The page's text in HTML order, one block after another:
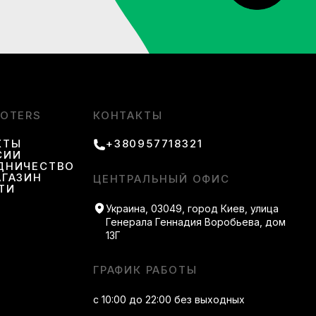
о каждом клиенте. Мы поддерживаем текущий
точке страны. Наши менеджеры помогут с
оплаты, примерка до покупки и легкий возврат,
КОНТАКТЫ
+380957718321
ЦЕНТРАЛЬНЫЙ ОФИС
Украина, 03049, город Киев, улица
Генерала Геннадия Воробьева, дом
13Г
ГРАФИК РАБОТЫ
с 10:00 до 22:00 без выходных